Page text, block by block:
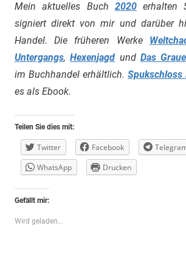
Mein aktuelles Buch 2020erhalten
signiert direkt von mir und darüber
Handel. Die früheren Werke
Untergangs,Hexenjagd undDas
im Buchhandel erhältlich. Spukschloss
es als Ebook.
Teilen Sie dies mit:
Twitter Facebook
WhatsApp
Drucken
Gefällt mir:
Wird geladen...